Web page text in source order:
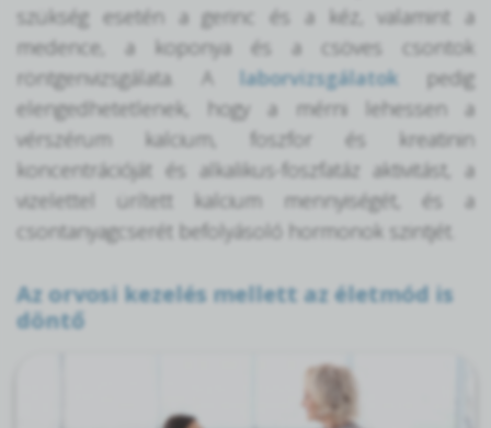
szükség esetén a gerinc és a kéz, valamint a
medence, a koponya és a csöves csontok
röntgenvizsgálata. A laborvizsgálatok pedig
elengedhetetlenek, hogy a mérni lehessen a
vérszérum kalcium, foszfor és kreatinin
koncentrációját és alkalikus-foszfatáz aktivitást, a
vizelettel ürített kalcium mennyiségét, és a
csontanyagcserét befolyásoló hormonok szintjét.
Az orvosi kezelés mellett az életmód is
döntő